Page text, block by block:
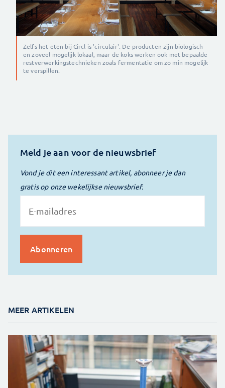
Zelfs het eten bij Circl is 'circulair'. De producten zijn biologisch
en zoveel mogelijk lokaal, maar de koks werken ook met bepaalde
restverwerkingstechnieken zoals fermentatie om zo min mogelijk
te verspillen.
Meld je aan voor de nieuwsbrief
Vond je dit een interessant artikel, abonneer je dan
gratis op onze wekelijkse nieuwsbrief.
MEER ARTIKELEN